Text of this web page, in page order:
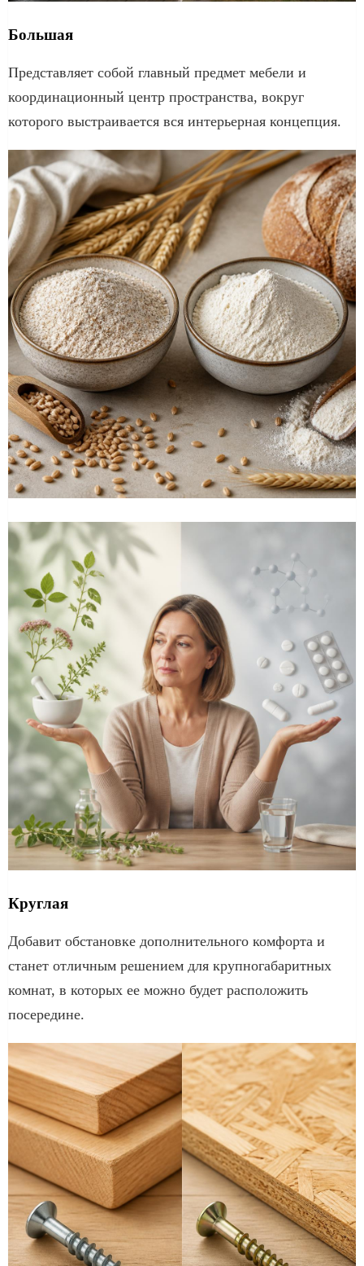
Большая
Представляет собой главный предмет мебели и
координационный центр пространства, вокруг
которого выстраивается вся интерьерная концепция.
Круглая
Добавит обстановке дополнительного комфорта и
станет отличным решением для крупногабаритных
комнат, в которых ее можно будет расположить
посередине.